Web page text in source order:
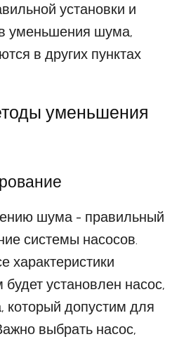
установки и
уменьшения шума,
в других пунктах
уменьшения
шума - правильный
системы насосов.
характеристики
установлен насос,
который допустим для
выбрать насос,